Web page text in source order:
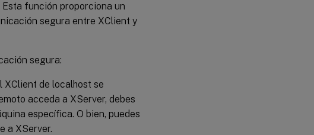
función proporciona un
segura entre XClient y
segura:
XClient de localhost se
acceda a XServer, debes
específica. O bien, puedes
a XServer.